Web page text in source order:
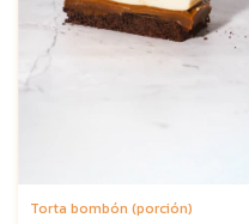
Torta bombón (porción)